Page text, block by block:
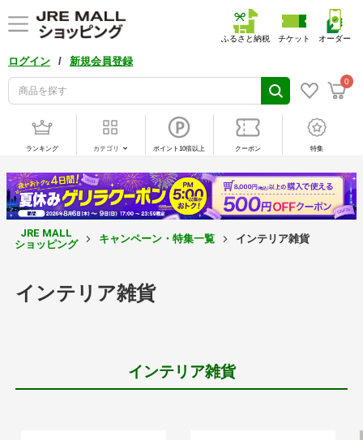
ログイン / 新規会員登録
0
ふるさと納税 チケット オーダー
ランキング カテゴリ ポイント10倍以上 クーポン 特集
JRE MALL
ショッピング
キャンペーン・特集一覧 インテリア雑貨
インテリア雑貨
インテリア雑貨